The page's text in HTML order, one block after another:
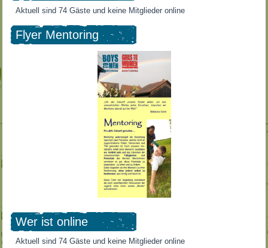
Aktuell sind 74 Gäste und keine Mitglieder online
Flyer Mentoring
Wer ist online
Aktuell sind 74 Gäste und keine Mitglieder online